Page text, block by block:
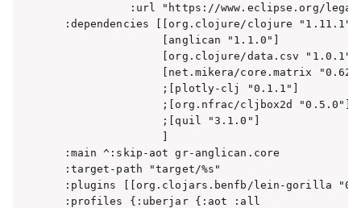
:url "https://www.eclipse.org/
  :dependencies [[org.clojure/clojure "1.11.1"]
                 [anglican "1.1.0"]
                 [org.clojure/data.csv "1.0.1"]
[net.mikera/core.matrix
                 ;[plotly-clj "0.1.1"]
                 ;[org.nfrac/cljbox2d "0.5.0"]
                 ;[quil "3.1.0"]
                 ]
  :main ^:skip-aot gr-anglican.core
  :target-path "target/%s"
:plugins [[org.clojars.benfb/lein-gorilla
  :profiles {:uberjar {:aot :all